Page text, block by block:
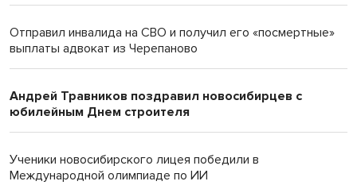
Отправил инвалида на СВО и получил его «посмертные»
выплаты адвокат из Черепаново
Андрей Травников поздравил новосибирцев с
юбилейным Днем строителя
Ученики новосибирского лицея победили в
Международной олимпиаде по ИИ